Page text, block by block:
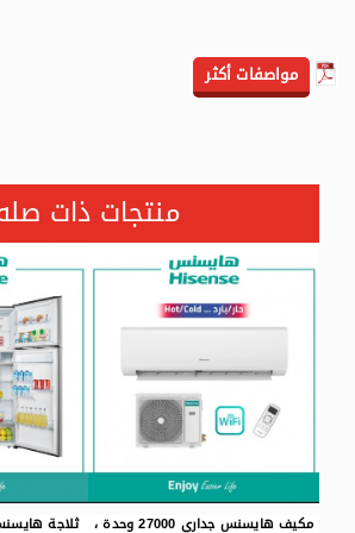
مواصفات أكثر
منتجات ذات صله
ثلاجة هايسنس (17.8) قدم3 ، (504)